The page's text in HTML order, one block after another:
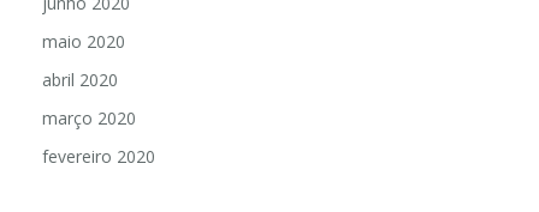
maio 2020
abril 2020
março 2020
fevereiro 2020